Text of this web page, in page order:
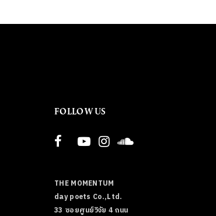
FOLLOW US
THE MOMENTUM
day poets Co.,Ltd.
33 ซอยศูนย์วิจัย 4 ถนน